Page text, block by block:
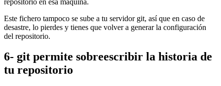
Este fichero tampoco se sube a tu servidor git, así que en caso de
desastre, lo pierdes y tienes que volver a generar la configuración
del repositorio.
6- git permite sobreescribir la historia de
tu repositorio